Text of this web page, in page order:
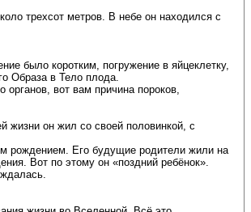
трехсот метров. В небе он находился с
было коротким, погружение в яйцеклетку,
Образа в Тело плода.
вот вам причина пороков,
жизни он жил со своей половинкой, с
рождением. Его будущие родители жили на
Вот по этому он «поздний ребёнок».